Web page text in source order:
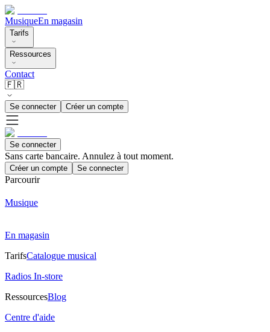
MusiqueEn magasin
Tarifs
Ressources
Contact
🇫🇷
Se connecter Créer un compte
Se connecter
Sans carte bancaire. Annulez à tout moment.
Créer un compte Se connecter
Parcourir
Musique
En magasin
TarifsCatalogue musical
Radios In-store
RessourcesBlog
Centre d'aide